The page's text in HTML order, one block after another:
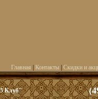
Главная Контакты| Скидки и
Клуб"